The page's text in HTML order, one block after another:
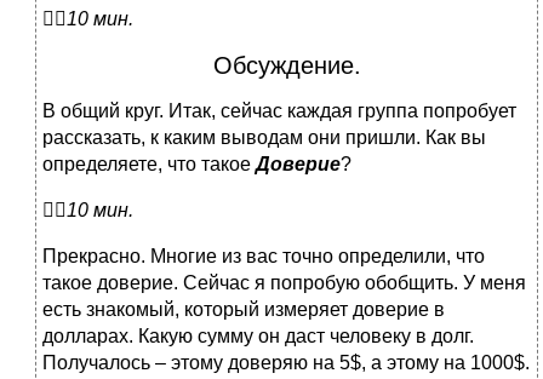
10 мин.
Обсуждение.
В общий круг. Итак, сейчас каждая группа попробует
рассказать, к каким выводам они пришли. Как вы
определяете, что такоеДоверие?
10 мин.
Прекрасно. Многие из вас точно определили, что
такое доверие. Сейчас я попробую обобщить. У меня
есть знакомый, который измеряет доверие в
долларах. Какую сумму он даст человеку в долг.
Получалось – этому доверяю на 5$, а этому на 1000$.